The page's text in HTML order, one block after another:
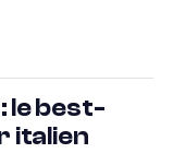
le best-
italien